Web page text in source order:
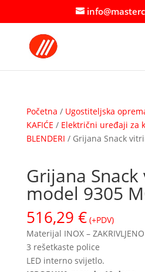
Početna / Ugostiteljska
KAFIĆE / Električni uređaji za
BLENDERI / Grijana Snack
Grijana
model 9305
516,29 € (+PDV)
Materijal INOX –
3 rešetkaste police
LED interno svijetlo.